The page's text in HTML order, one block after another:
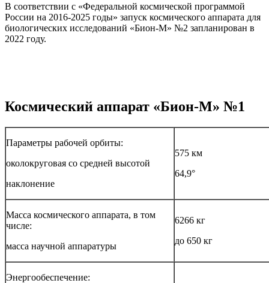
В соответствии с «Федеральной космической программой
России на 2016-2025 годы» запуск космического аппарата для
биологических исследований «Бион-М» №2 запланирован в
2022 году.
Космический аппарат «Бион-М» №1
Параметры рабочей орбиты:
околокруговая со средней высотой
наклонение
575 км
64,9°
Масса космического аппарата, в том
числе:
масса научной аппаратуры
6266 кг
до 650 кг
Энергообеспечение: